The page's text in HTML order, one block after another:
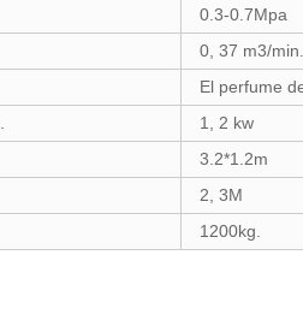
0.3-0.7Mpa
0, 37 m3/min.
El perfume
1, 2 kw
3.2*1.2m
2, 3M
1200kg.